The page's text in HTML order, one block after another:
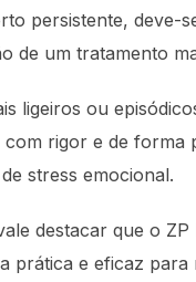
persistente, deve-
de um tratamento
ligeiros ou
com rigor e de forma
stress emocional.
destacar que o
prática e eficaz